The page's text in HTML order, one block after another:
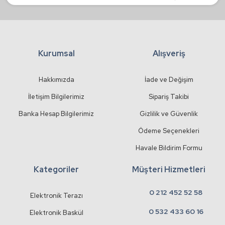
Kurumsal
Hakkımızda
İletişim Bilgilerimiz
Banka Hesap Bilgilerimiz
Alışveriş
İade ve Değişim
Sipariş Takibi
Gizlilik ve Güvenlik
Ödeme Seçenekleri
Havale Bildirim Formu
Kategoriler
Elektronik Terazı
Elektronik Baskül
Müşteri Hizmetleri
0 212 452 52 58
0 532 433 60 16